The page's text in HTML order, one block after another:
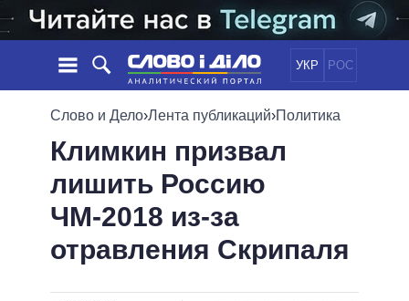
УКР РОС
НОВОСТИ
ЛЕНТА
СОБЫТИЯ
СТАТЬИ
ОБЗОРЫ
ДАЙДЖЕСТЫ
ПОЛИТИКА
ЭКОНОМИКА
ОБЩЕСТВО
ОБЕЩАНИЯ
ПОЛИТИКИ
ПРЕЗИДЕНТ И ОФИС
ВЕРХОВНАЯ РАДА
Слово и Дело›Лента публикаций›Политика
Климкин призвал
лишить Россию
ЧМ-2018 из-за
отравления Скрипаля